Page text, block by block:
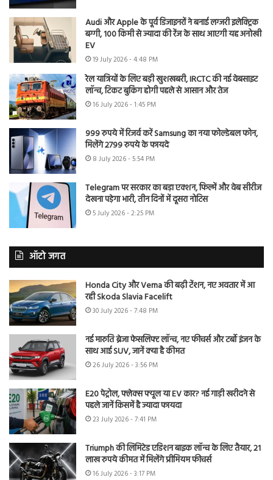
Audi और Apple के पूर्व डिजाइनरों ने बनाई लग्जरी इलेक्ट्रिक
बग्गी, 100 किमी से ज्यादा की रेंज के साथ आएगी यह अनोखी
EV
19 July 2026 - 4:48 PM
रेल यात्रियों के लिए बड़ी खुशखबरी, IRCTC की नई वेबसाइट
लॉन्च, टिकट बुकिंग होगी पहले से आसान और तेज
16 July 2026 - 1:45 PM
999 रुपये में रिजर्व करें Samsung का नया फोल्डेबल फोन,
मिलेंगे 2799 रुपये के फायदे
8 July 2026 - 5:54 PM
Telegram पर सरकार का बड़ा एक्शन, फिल्में और वेब सीरीज
देखना पड़ेगा भारी, तीन दिनों में दूसरा नोटिस
5 July 2026 - 2:25 PM
ऑटो जगत
Honda City और Verna की बढ़ी टेंशन, नए अवतार में आ
रही Skoda Slavia Facelift
30 July 2026 - 7:48 PM
नई मारुति ब्रेजा फेसलिफ्ट लॉन्च, नए फीचर्स और टर्बो इंजन के
साथ आई SUV, जानें क्या है कीमत
26 July 2026 - 3:56 PM
E20 पेट्रोल, फ्लेक्स फ्यूल या EV कार? नई गाड़ी खरीदने से
पहले जानें किसमें है ज्यादा फायदा
23 July 2026 - 7:41 PM
Triumph की लिमिटेड एडिशन बाइक लॉन्च के लिए तैयार, 21
लाख रुपये कीमत में मिलेंगे प्रीमियम फीचर्स
16 July 2026 - 3:17 PM